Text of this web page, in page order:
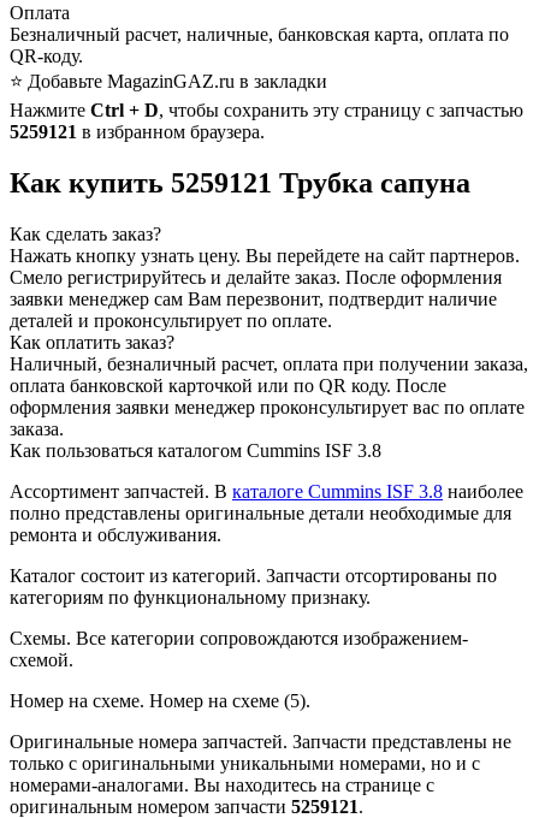
Оплата
Безналичный расчет, наличные, банковская карта, оплата по
QR-коду.
⭐ Добавьте MagazinGAZ.ru в закладки
Нажмите Ctrl + D, чтобы сохранить эту страницу с запчастью
5259121 в избранном браузера.
Как купить 5259121 Трубка сапуна
Как сделать заказ?
Нажать кнопку узнать цену. Вы перейдете на сайт партнеров.
Смело регистрируйтесь и делайте заказ. После оформления
заявки менеджер сам Вам перезвонит, подтвердит наличие
деталей и проконсультирует по оплате.
Как оплатить заказ?
Наличный, безналичный расчет, оплата при получении заказа,
оплата банковской карточкой или по QR коду. После
оформления заявки менеджер проконсультирует вас по оплате
заказа.
Как пользоваться каталогом Cummins ISF 3.8
Ассортимент запчастей. В каталоге Cummins ISF 3.8 наиболее
полно представлены оригинальные детали необходимые для
ремонта и обслуживания.
Каталог состоит из категорий. Запчасти отсортированы по
категориям по функциональному признаку.
Схемы. Все категории сопровождаются изображением-
схемой.
Номер на схеме. Номер на схеме (5).
Оригинальные номера запчастей. Запчасти представлены не
только с оригинальными уникальными номерами, но и с
номерами-аналогами. Вы находитесь на странице с
оригинальным номером запчасти 5259121.